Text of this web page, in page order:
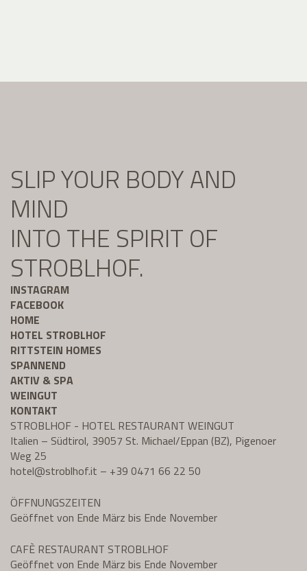
SLIP YOUR BODY AND
MIND
INTO THE SPIRIT OF
STROBLHOF.
INSTAGRAM
FACEBOOK
HOME
HOTEL STROBLHOF
RITTSTEIN HOMES
SPANNEND
AKTIV & SPA
WEINGUT
KONTAKT
STROBLHOF - HOTEL RESTAURANT WEINGUT
Italien – Südtirol, 39057 St. Michael/Eppan (BZ), Pigenoer
Weg 25
hotel@stroblhof.it – +39 0471 66 22 50
ÖFFNUNGSZEITEN
Geöffnet von Ende März bis Ende November
CAFÈ RESTAURANT STROBLHOF
Geöffnet von Ende März bis Ende November